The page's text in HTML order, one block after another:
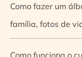
Como fazer um
família, fotos de
Como funciona o